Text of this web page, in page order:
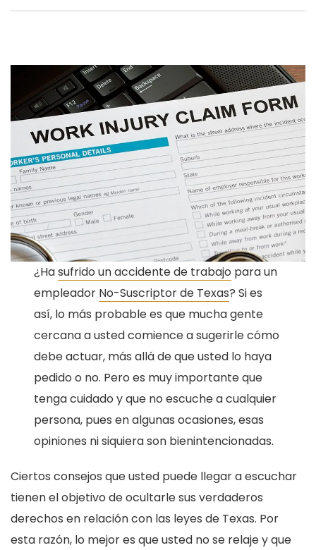
¿Hasufrido un accidente de trabajo para un
empleador No-Suscriptor de Texas? Si es
así, lo más probable es que mucha gente
cercana a usted comience a sugerirle cómo
debe actuar, más allá de que usted lo haya
pedido o no. Pero es muy importante que
tenga cuidado y que no escuche a cualquier
persona, pues en algunas ocasiones, esas
opiniones ni siquiera son bienintencionadas.
Ciertos consejos que usted puede llegar a escuchar
tienen el objetivo de ocultarle sus verdaderos
derechos en relación con las leyes de Texas. Por
esta razón, lo mejor es que usted no se relaje y que